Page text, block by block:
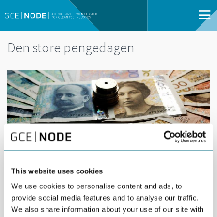
This website uses cookies
We use cookies to personalise content and ads, to
provide social media features and to analyse our traffic.
We also share information about your use of our site with
Den store pengedagen
08:30 - 12:00 |
GRIMSTAD | OPEN
FOR ALL